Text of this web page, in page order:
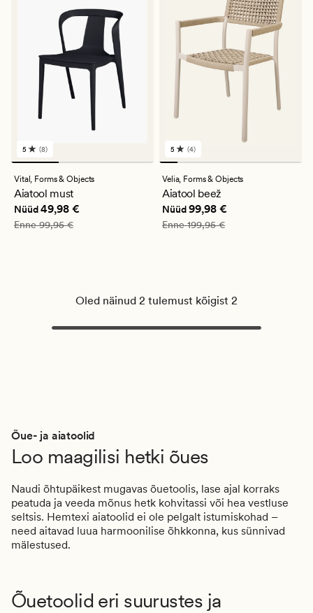
8
arvustust
keskmise
hinnanguga
5
5 (8)
Vital, Forms & Objects
Aiatool must
Nåværende pris_ee
Nüüd49,98 €
Vanlig pris_ee
Enne99,95 €
4
arvustust
keskmise
hinnanguga
5
5 (4)
Velia, Forms & Objects
Aiatool beež
Nåværende pris_ee
Nüüd99,98 €
Vanlig pris_ee 199,95 €
Enne199,95 €
Oled näinud 2 tulemust kõigist 2
Õue- ja aiatoolid
Loo maagilisi hetki õues
Naudi õhtupäikest mugavas õuetoolis, lase ajal korraks
peatuda ja veeda mõnus hetk kohvitassi või hea vestluse
seltsis. Hemtexi aiatoolid ei ole pelgalt istumiskohad –
need aitavad luua harmoonilise õhkkonna, kus sünnivad
mälestused.
Õuetoolid eri suurustes ja